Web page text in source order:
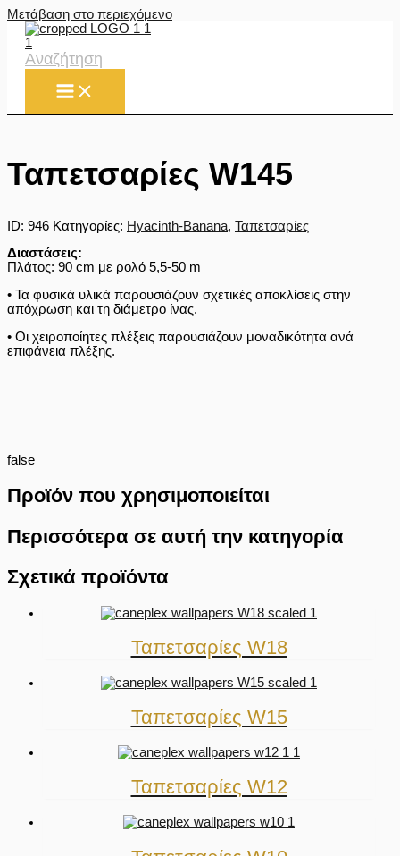
Μετάβαση στο περιεχόμενο
Αναζήτηση
Ταπετσαρίες W145
ID: 946 Κατηγορίες: Hyacinth-Banana, Ταπετσαρίες
Διαστάσεις:
Πλάτος: 90 cm με ρολό 5,5-50 m
• Τα φυσικά υλικά παρουσιάζουν σχετικές αποκλίσεις στην
απόχρωση και τη διάμετρο ίνας.
• Οι χειροποίητες πλέξεις παρουσιάζουν μοναδικότητα ανά
επιφάνεια πλέξης.
false
Προϊόν που χρησιμοποιείται
Περισσότερα σε αυτή την κατηγορία
Σχετικά προϊόντα
Ταπετσαρίες W18
Ταπετσαρίες W15
Ταπετσαρίες W12